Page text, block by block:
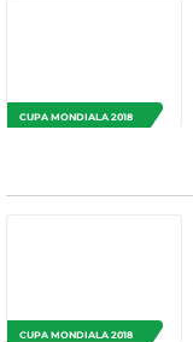
CUPA MONDIALA 2018
CUPA MONDIALA 2018